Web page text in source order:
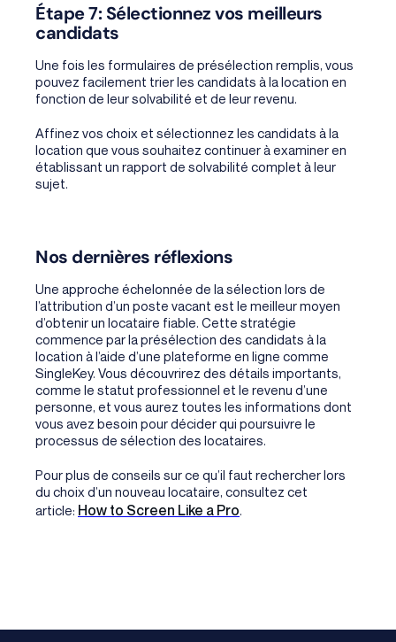
Étape 7: Sélectionnez vos meilleurs
candidats
Une fois les formulaires de présélection remplis, vous
pouvez facilement trier les candidats à la location en
fonction de leur solvabilité et de leur revenu.
Affinez vos choix et sélectionnez les candidats à la
location que vous souhaitez continuer à examiner en
établissant un rapport de solvabilité complet à leur
sujet.
Nos dernières réflexions
Une approche échelonnée de la sélection lors de
l’attribution d’un poste vacant est le meilleur moyen
d’obtenir un locataire fiable. Cette stratégie
commence par la présélection des candidats à la
location à l’aide d’une plateforme en ligne comme
SingleKey. Vous découvrirez des détails importants,
comme le statut professionnel et le revenu d’une
personne, et vous aurez toutes les informations dont
vous avez besoin pour décider qui poursuivre le
processus de sélection des locataires.
Pour plus de conseils sur ce qu’il faut rechercher lors
du choix d’un nouveau locataire, consultez cet
article: How to Screen Like a Pro.